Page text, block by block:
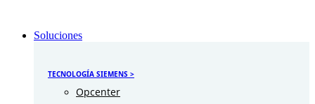
Soluciones
TECNOLOGÍA SIEMENS >
Opcenter